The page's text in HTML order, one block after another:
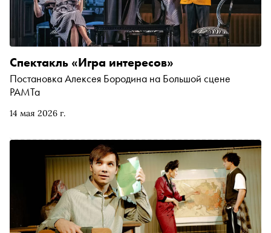
14 мая 2026 г.
Спектакль «Игра интересов»
Постановка Алексея Бородина на Большой сцене
РАМТа